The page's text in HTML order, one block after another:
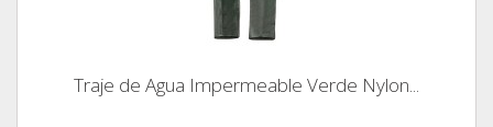
Traje de Agua Impermeable Verde Nylon...